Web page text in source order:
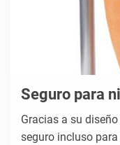
Seguro para
Gracias a su
seguro incluso